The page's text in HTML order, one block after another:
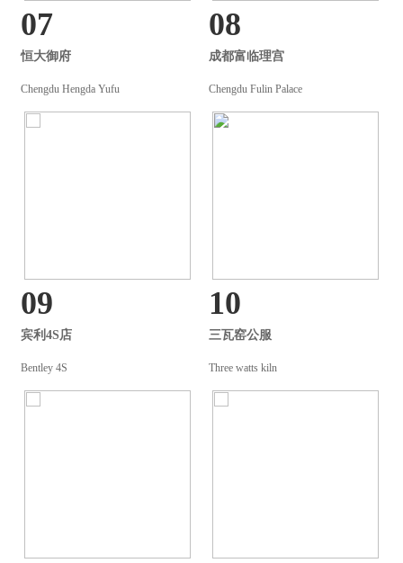
07
恒大御府
Chengdu Hengda Yufu
08
成都富临理宫
Chengdu Fulin Palace
09
宾利4S店
Bentley 4S
10
三瓦窑公服
Three watts kiln